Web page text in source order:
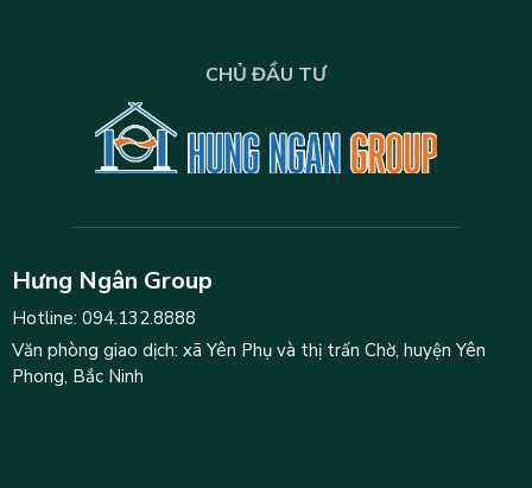
CHỦ ĐẦU TƯ
Hưng Ngân Group
Hotline: 094.132.8888
Văn phòng giao dịch: xã Yên Phụ và thị trấn Chờ, huyện Yên
Phong, Bắc Ninh